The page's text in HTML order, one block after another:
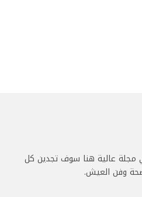
مجلة عالية هنا سوف تجدين كل
وفن العيش.